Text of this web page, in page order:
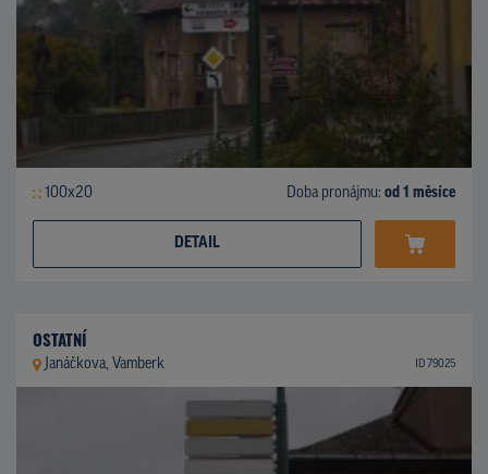
100x20 Doba pronájmu: od 1 měsíce
DETAIL
OSTATNÍ
Janáčkova, Vamberk ID 79025